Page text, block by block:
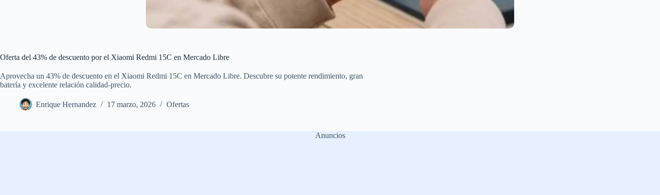
Oferta del 43% de descuento por el Xiaomi Redmi 15C en Mercado Libre
Aprovecha un 43% de descuento en el Xiaomi Redmi 15C en Mercado Libre. Descubre su potente rendimiento, gran
batería y excelente relación calidad-precio.
Enrique Hernandez 17 marzo, 2026 Ofertas
Anuncios